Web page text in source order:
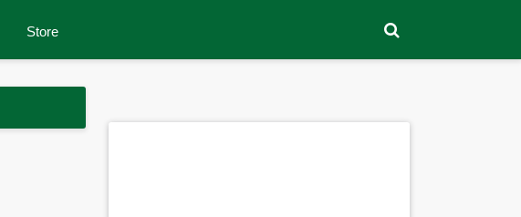
Store